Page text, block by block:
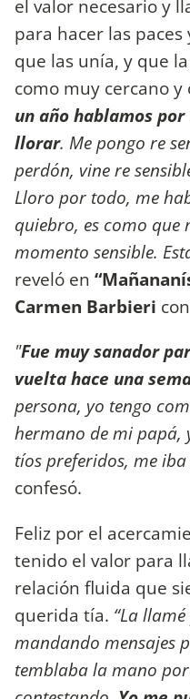
el valor necesario y
para hacer las
que las unía, y que
como muy cercano y
un año hablamos
llorar. Me pongo re
perdón, vine re
Lloro por todo, me
quiebro, es como que
momento sensible.
reveló en
Carmen Barbieri con
"Fue muy sanador
vuelta hace una
persona, yo tengo
hermano de mi papá,
tíos preferidos, me
confesó.
Feliz por el
tenido el valor para
relación fluida que
querida tía. “La
mandando mensajes
temblaba la mano